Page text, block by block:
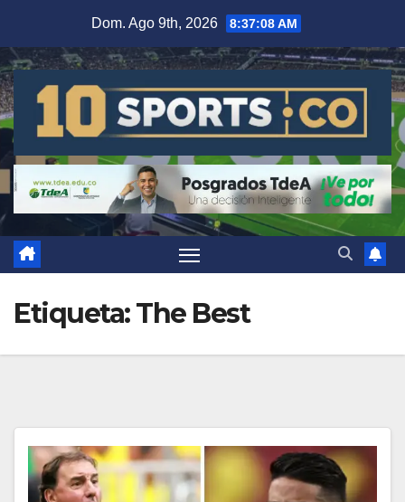
Dom. Ago 9th, 2026 8:37:09 AM
Etiqueta:The Best